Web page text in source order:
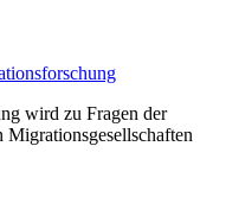
wird zu Fragen der